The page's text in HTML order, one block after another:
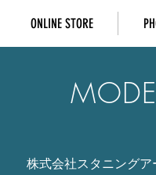
ONLINE STORE
株式会社スタニング